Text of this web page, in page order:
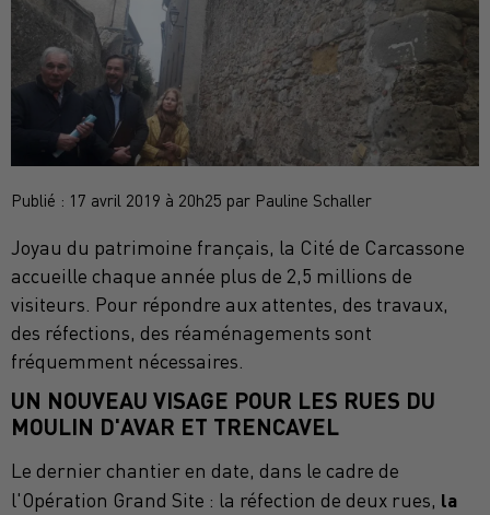
Publié : 17 avril 2019 à 20h25 par Pauline Schaller
Joyau du patrimoine français, la Cité de Carcassone
accueille chaque année plus de 2,5 millions de
visiteurs. Pour répondre aux attentes, des travaux,
des réfections, des réaménagements sont
fréquemment nécessaires.
UN NOUVEAU VISAGE POUR LES RUES DU
MOULIN D'AVAR ET TRENCAVEL
Le dernier chantier en date, dans le cadre de
l'Opération Grand Site : la réfection de deux rues, la